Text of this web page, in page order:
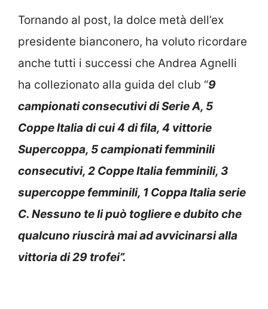
Tornando al post, la dolce metà dell’ex
presidente bianconero, ha voluto ricordare
anche tutti i successi che Andrea Agnelli
ha collezionato alla guida del club “9
campionati consecutivi di Serie A, 5
Coppe Italia di cui 4 di fila, 4 vittorie
Supercoppa, 5 campionati femminili
consecutivi, 2 Coppe Italia femminili, 3
supercoppe femminili, 1 Coppa Italia serie
C. Nessuno te li può togliere e dubito che
qualcuno riuscirà mai ad avvicinarsi alla
vittoria di 29 trofei”.